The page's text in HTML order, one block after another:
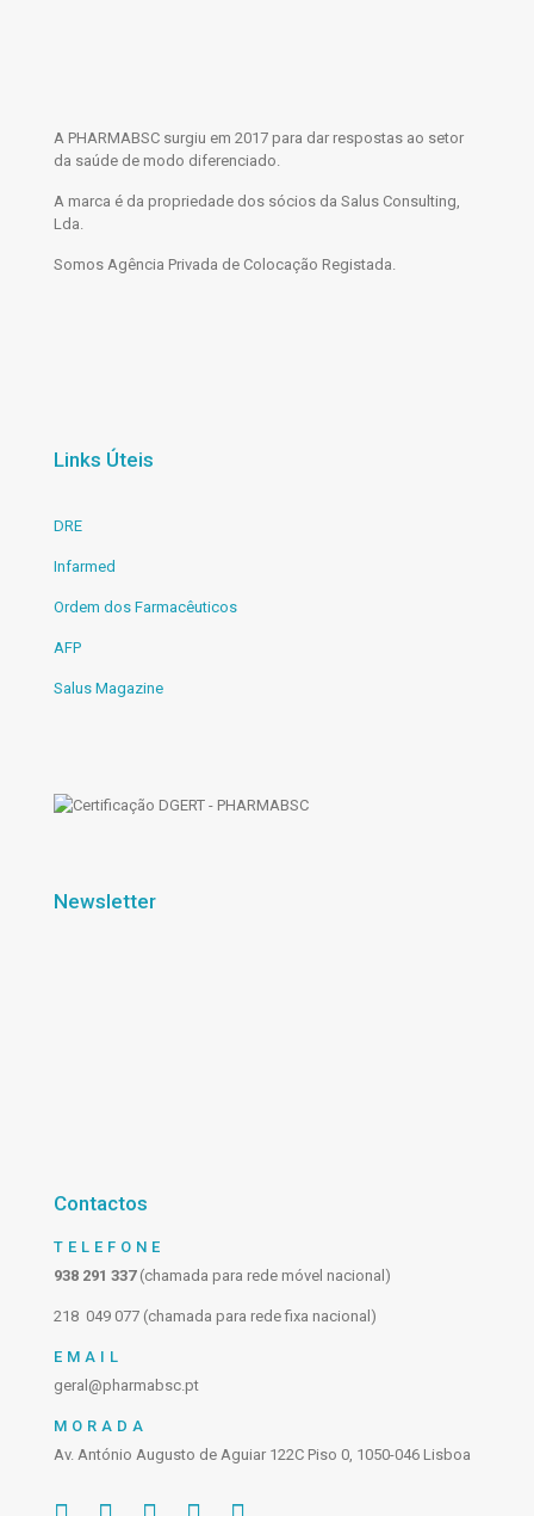
A PHARMABSC surgiu em 2017 para dar respostas ao setor
da saúde de modo diferenciado.
A marca é da propriedade dos sócios da Salus Consulting,
Lda.
Somos Agência Privada de Colocação Registada.
Links Úteis
DRE
Infarmed
Ordem dos Farmacêuticos
AFP
Salus Magazine
Newsletter
Contactos
TELEFONE
938 291 337(chamada para rede móvel nacional)
218 049 077 (chamada para rede fixa nacional)
EMAIL
geral@pharmabsc.pt
MORADA
Av. António Augusto de Aguiar 122C Piso 0, 1050-046 Lisboa